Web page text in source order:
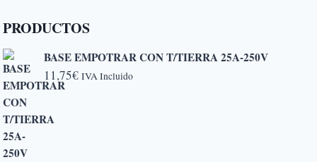
PRODUCTOS
BASE EMPOTRAR CON T/TIERRA 25A-250V
11,75€ IVA Incluido